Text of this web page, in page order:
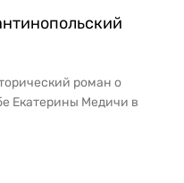
роман о
Екатерины Медичи в